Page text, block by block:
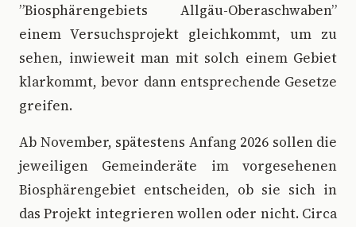
”Biosphärengebiets Allgäu-Oberaschwaben”
einem Versuchsprojekt gleichkommt, um zu
sehen, inwieweit man mit solch einem Gebiet
klarkommt, bevor dann entsprechende Gesetze
greifen.
Ab November, spätestens Anfang 2026 sollen die
jeweiligen Gemeinderäte im vorgesehenen
Biosphärengebiet entscheiden, ob sie sich in
das Projekt integrieren wollen oder nicht. Circa